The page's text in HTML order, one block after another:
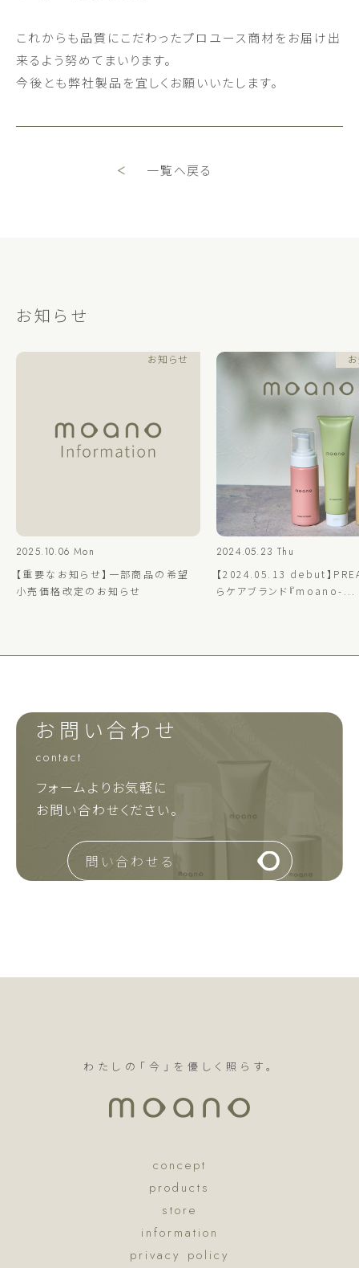
これからも品質にこだわったプロユース商材をお届け出
来るよう努めてまいります。
今後とも弊社製品を宜しくお願いいたします。
一覧へ戻る
お知らせ
お知らせ
2025.10.06 Mon
【重要なお知らせ】一部商品の希望
小売価格改定のお知らせ
2024.05.23 Thu
【2024.05.13 debut】
らケアブランド『moano-...
お問い合わせ
contact
フォームよりお気軽に
お問い合わせください。
問い合わせる
わたしの「今」を優しく照らす。
concept
products
store
information
privacy policy